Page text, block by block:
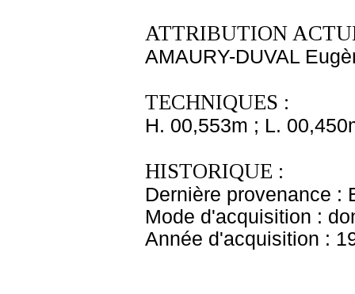
ATTRIBUTION
AMAURY-DUVAL
TECHNIQUES :
H. 00,553m ; L.
HISTORIQUE :
Dernière provenance :
Mode d'acquisition :
Année d'acquisition :